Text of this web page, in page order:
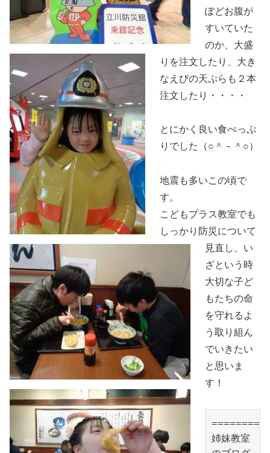
ぽどお腹が
すいていた
のか、大盛
りを注文したり、大き
なえびの天ぷらも２本
注文したり・・・・
とにかく良い食べっぷ
りでした（○＾－＾○）
地震も多いこの頃で
す。
こどもプラス教室でも
しっかり防災について
見直し、い
ざという時
大切な子ど
もたちの命
を守れるよ
う取り組ん
でいきたい
と思いま
す！
姉妹教室